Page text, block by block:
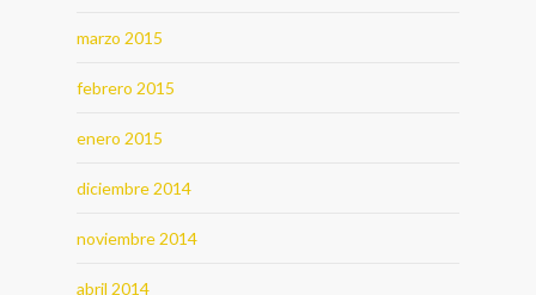
marzo 2015
febrero 2015
enero 2015
diciembre 2014
noviembre 2014
abril 2014